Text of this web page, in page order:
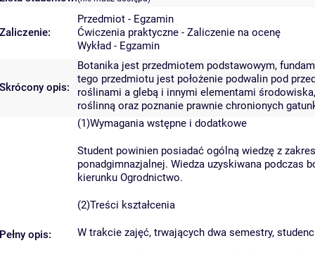
Zaliczenie:
Przedmiot - Egzamin
Ćwiczenia praktyczne - Zaliczenie na ocenę
Wykład - Egzamin
Skrócony opis:
Botanika jest przedmiotem podstawowym,
tego przedmiotu jest położenie podwalin pod
roślinami a glebą i innymi elementami
roślinną oraz poznanie prawnie chronionych
Pełny opis:
(1)Wymagania wstępne i dodatkowe
Student powinien posiadać ogólną wiedzę z
ponadgimnazjalnej. Wiedza uzyskiwana podczas
kierunku Ogrodnictwo.
(2)Treści kształcenia
W trakcie zajęć, trwających dwa semestry,